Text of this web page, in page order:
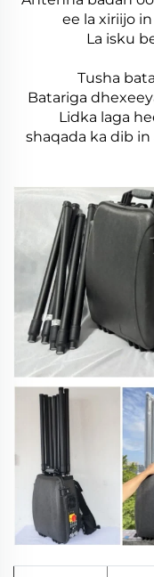
ee la xiriijo
· Lidka laga
shaqada ka dib